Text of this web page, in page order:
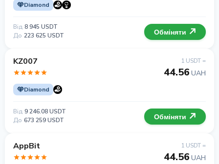
Diamond
Від 8 945 USDT
До 223 625 USDT Обміняти
KZ007
Diamond
1 USDT =
44.56 UAH
Від 9 246.08 USDT
До 673 259 USDT Обміняти
AppBit 1 USDT =
44.56 UAH